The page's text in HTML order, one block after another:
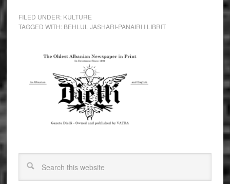
FILED UNDER: KULTURE
TAGGED WITH: BEHLUL JASHARI-PANAIRI I LIBRIT